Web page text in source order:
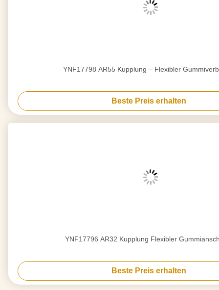
YNF17798 AR55 Kupplung – Flexibler
Beste Preis erhalten
YNF17796 AR32 Kupplung Flexibler
Beste Preis erhalten